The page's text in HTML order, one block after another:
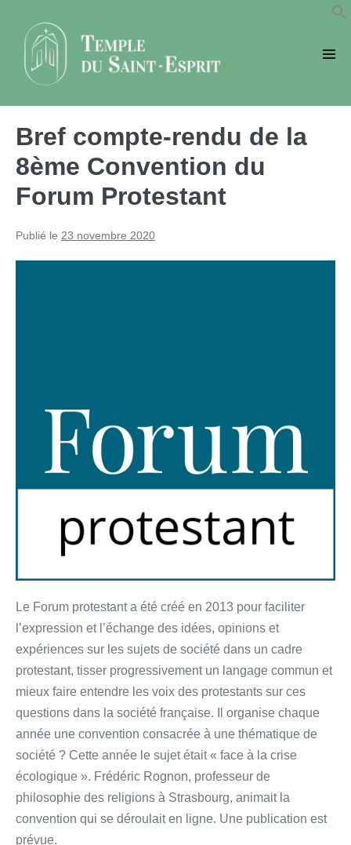
contenu
Bref compte-rendu de la
8ème Convention du
Forum Protestant
Publié le 23 novembre 2020
Le Forum protestant a été créé en 2013 pour faciliter
l’expression et l’échange des idées, opinions et
expériences sur les sujets de société dans un cadre
protestant, tisser progressivement un langage commun et
mieux faire entendre les voix des protestants sur ces
questions dans la société française. Il organise chaque
année une convention consacrée à une thématique de
société ? Cette année le sujet était « face à la crise
écologique ». Frédéric Rognon, professeur de
philosophie des religions à Strasbourg, animait la
convention qui se déroulait en ligne. Une publication est
prévue.